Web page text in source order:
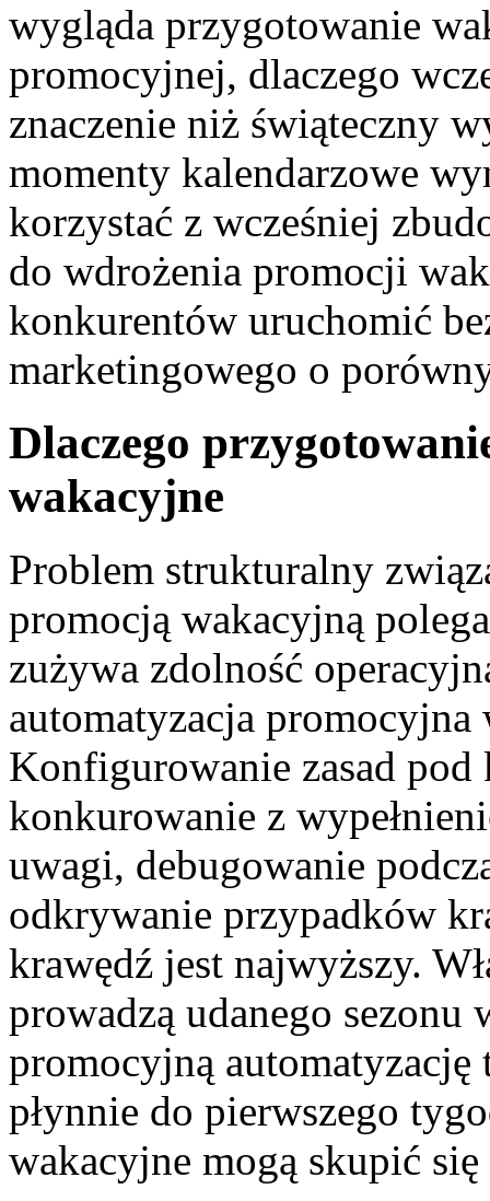
wygląda przygotowanie
promocyjnej, dlaczego
znaczenie niż świąteczny
momenty kalendarzowe
korzystać z wcześniej
do wdrożenia promocji
konkurentów uruchomić
marketingowego o
Dlaczego
wakacyjne
Problem strukturalny
promocją wakacyjną
zużywa zdolność
automatyzacja
Konfigurowanie zasad pod
konkurowanie z
uwagi, debugowanie
odkrywanie przypadków
krawędź jest najwyższy.
prowadzą udanego sezonu
promocyjną automatyzację
płynnie do pierwszego
wakacyjne mogą skupić